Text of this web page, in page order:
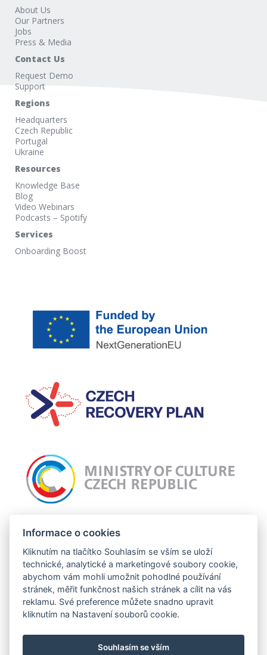
About Us
Our Partners
Jobs
Press & Media
Contact Us
Request Demo
Support
Regions
Headquarters
Czech Republic
Portugal
Ukraine
Resources
Knowledge Base
Blog
Video Webinars
Podcasts – Spotify
Services
Onboarding Boost
grafický redesign webu a zlepšení uživatelské zkušnosti. Tato operace je
Tento projekt je financován se státní podporou Technologické agentury ČR a
Ministerstva průmyslu a obchodu ČR v rámci Programu TREND.
Informace o cookies
Kliknutím na tlačítko Souhlasím se vším se uloží
technické, analytické a marketingové soubory cookie,
abychom vám mohli umožnit pohodlné používání
stránek, měřit funkčnost našich stránek a cílit na vás
reklamu. Své preference můžete snadno upravit
kliknutím na Nastavení souborů cookie.
Souhlasím se vším